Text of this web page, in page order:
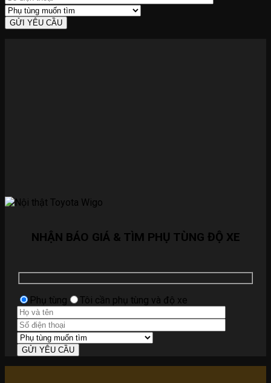
NHẬN BÁO GIÁ & TÌM PHỤ TÙNG ĐỘ XE
Phụ tùng Tôi cần phụ tùng và độ xe